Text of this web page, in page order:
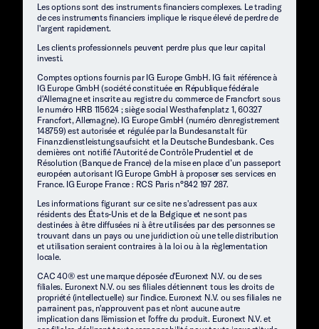
Les options sont des instruments financiers complexes. Le trading
de ces instruments financiers implique le risque élevé de perdre de
l'argent rapidement.
Les clients professionnels peuvent perdre plus que leur capital
investi.
Comptes options fournis par IG Europe GmbH. IG fait référence à
IG Europe GmbH (société constituée en République fédérale
d'Allemagne et inscrite au registre du commerce de Francfort sous
le numéro HRB 115624 ; siège social Westhafenplatz 1, 60327
Francfort, Allemagne). IG Europe GmbH (numéro d'enregistrement
148759) est autorisée et régulée par la Bundesanstalt für
Finanzdienstleistungsaufsicht et la Deutsche Bundesbank. Ces
dernières ont notifié l’Autorité de Contrôle Prudentiel et de
Résolution (Banque de France) de la mise en place d’un passeport
européen autorisant IG Europe GmbH à proposer ses services en
France. IG Europe France : RCS Paris n°842 197 287.
Les informations figurant sur ce site ne s'adressent pas aux
résidents des États-Unis et de la Belgique et ne sont pas
destinées à être diffusées ni à être utilisées par des personnes se
trouvant dans un pays ou une juridiction où une telle distribution
et utilisation seraient contraires à la loi ou à la règlementation
locale.
CAC 40® est une marque déposée d'Euronext N.V. ou de ses
filiales. Euronext N.V. ou ses filiales détiennent tous les droits de
propriété (intellectuelle) sur l'indice. Euronext N.V. ou ses filiales ne
parrainent pas, n'approuvent pas et n'ont aucune autre
implication dans l'émission et l'offre du produit. Euronext N.V. et